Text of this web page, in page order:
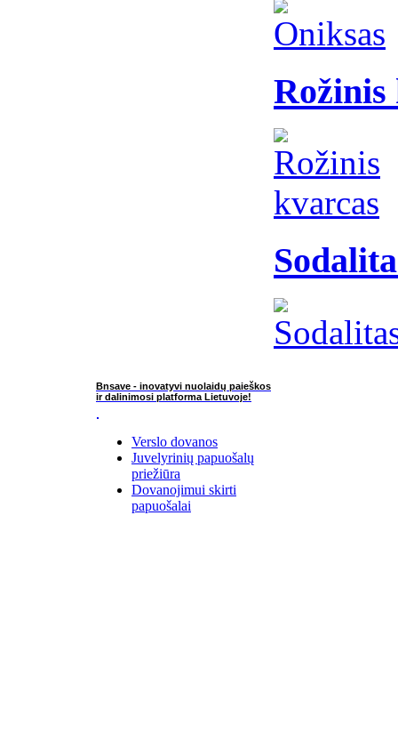
Rožinis
Bnsave - inovatyvi nuolaidų paieškos
ir dalinimosi platforma Lietuvoje!
Verslo dovanos
Juvelyrinių papuošalų
priežiūra
Dovanojimui skirti
papuošalai